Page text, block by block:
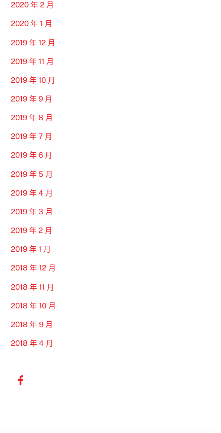
2020 年 2 月
2020 年 1 月
2019 年 12 月
2019 年 11 月
2019 年 10 月
2019 年 9 月
2019 年 8 月
2019 年 7 月
2019 年 6 月
2019 年 5 月
2019 年 4 月
2019 年 3 月
2019 年 2 月
2019 年 1 月
2018 年 12 月
2018 年 11 月
2018 年 10 月
2018 年 9 月
2018 年 4 月